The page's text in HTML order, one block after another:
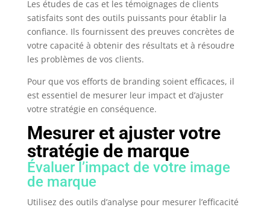
Les études de cas et les témoignages de clients
satisfaits sont des outils puissants pour établir la
confiance. Ils fournissent des preuves concrètes de
votre capacité à obtenir des résultats et à résoudre
les problèmes de vos clients.
Pour que vos efforts de branding soient efficaces, il
est essentiel de mesurer leur impact et d’ajuster
votre stratégie en conséquence.
Mesurer et ajuster votre
stratégie de marque
Évaluer l’impact de votre image
de marque
Utilisez des outils d’analyse pour mesurer l’efficacité